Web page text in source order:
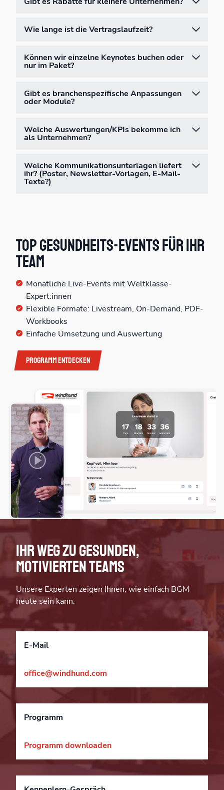
Wie lange ist die Vertragslaufzeit?
Können wir einzelne Keynotes buchen oder
nur im Paket?
Gibt es branchenspezifische Anpassungen
oder Module?
Welche Auswertungen/KPIs bekomme ich
als Unternehmen?
Welche Kommunikationsunterlagen liefert
ihr? (Poster, Newsletter-Vorlagen, E-Mail-
Texte?)
Top Gesundheits-Events für Ihr
Team
Monatliche Live-Events mit Weltklasse-
Expert:innen
Flexible Formate: Livestream, On-Demand, PDF-
Workbooks
Einfache Umsetzung und Auswertung
Programm entdecken
Ihr Weg zu gesunden,
motivierten Teams
Unsere Experten zeigen Ihnen, wie einfach BGM
heute sein kann.
E-Mail
office@windhund.com
Programm
Programm downloaden